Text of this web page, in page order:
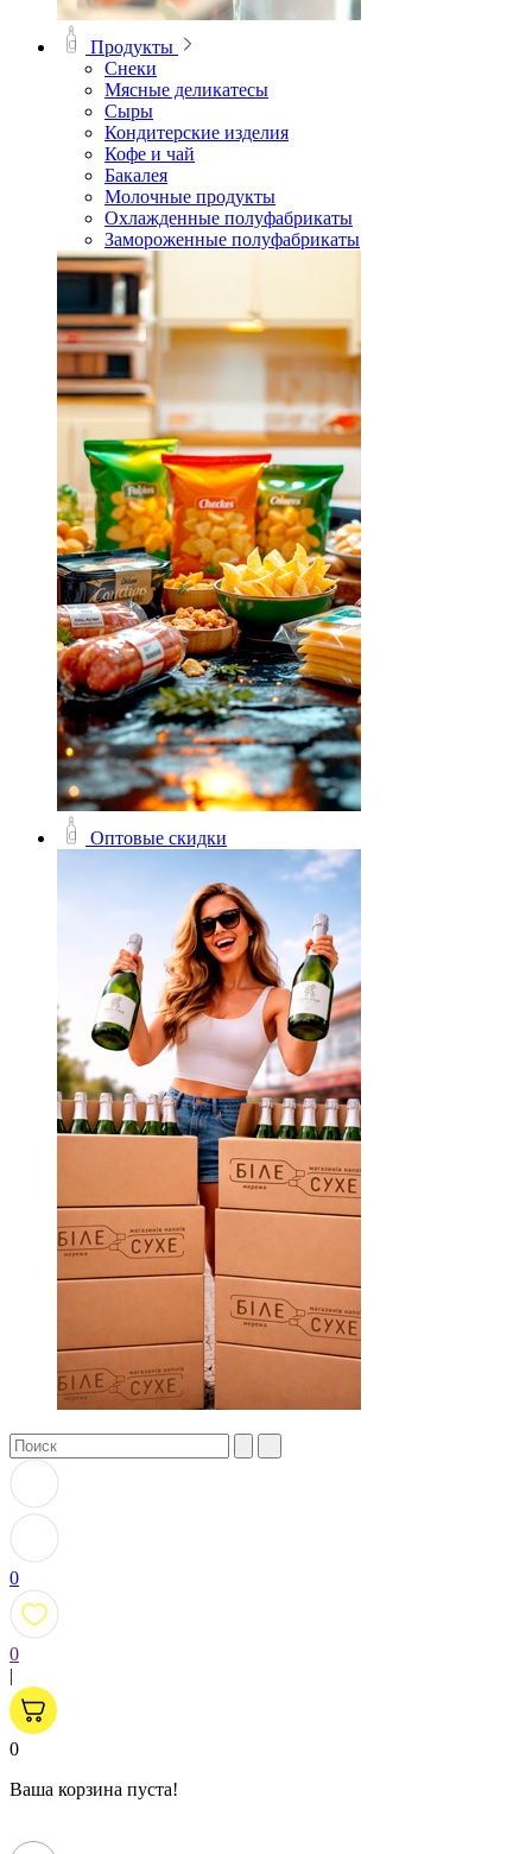
Продукты
Снеки
Мясные деликатесы
Сыры
Кондитерские изделия
Кофе и чай
Бакалея
Молочные продукты
Охлажденные полуфабрикаты
Замороженные полуфабрикаты
Оптовые скидки
0
0
|
0
Ваша корзина пуста!